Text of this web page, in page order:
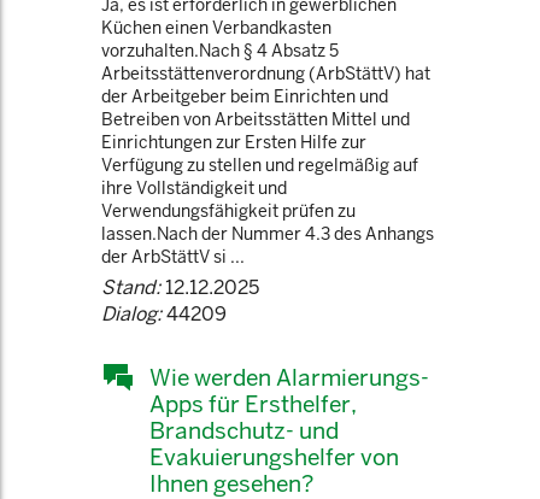
Ja, es ist erforderlich in gewerblichen
Küchen einen Verbandkasten
vorzuhalten.Nach § 4 Absatz 5
Arbeitsstättenverordnung (ArbStättV) hat
der Arbeitgeber beim Einrichten und
Betreiben von Arbeitsstätten Mittel und
Einrichtungen zur Ersten Hilfe zur
Verfügung zu stellen und regelmäßig auf
ihre Vollständigkeit und
Verwendungsfähigkeit prüfen zu
lassen.Nach der Nummer 4.3 des Anhangs
der ArbStättV si ...
Stand:12.12.2025
Dialog:44209
Wie werden Alarmierungs-
Apps für Ersthelfer,
Brandschutz- und
Evakuierungshelfer von
Ihnen gesehen?